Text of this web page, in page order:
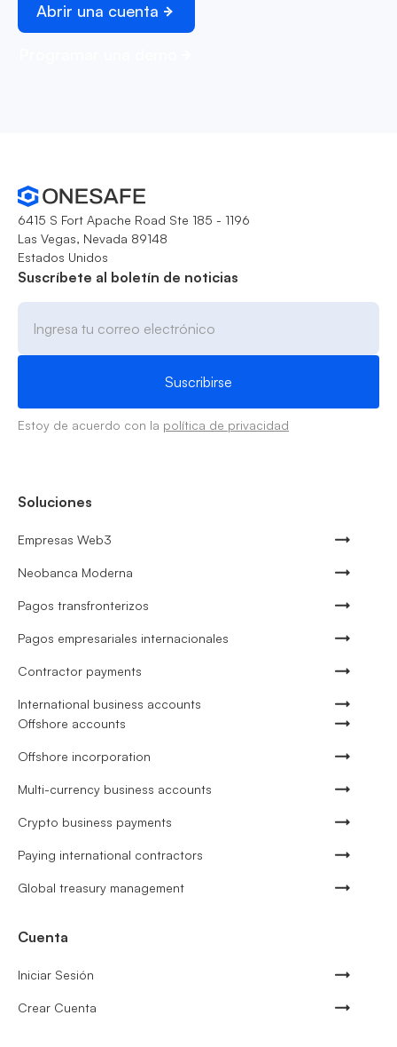
Abrir una cuenta
6415 S Fort Apache Road Ste 185 - 1196
Las Vegas, Nevada 89148
Estados Unidos
Suscríbete al boletín de noticias
Estoy de acuerdo con la política de privacidad
Soluciones
Empresas Web3
Neobanca Moderna
Pagos transfronterizos
Pagos empresariales internacionales
Contractor payments
International business accounts
Offshore accounts
Offshore incorporation
Multi-currency business accounts
Crypto business payments
Paying international contractors
Global treasury management
Cuenta
Iniciar Sesión
Crear Cuenta